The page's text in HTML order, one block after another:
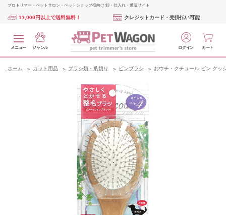
プロトリマー・ペットサロン・ペットショップ様向け 卸・仕入れ・通販サイト
11,000円以上で送料無料！ クレジットカード・売掛払い可能
メニュー ジャンル ログイン カート
ホーム カット用品 ブラシ類・爪切り ピンブラシ おウチ・クチュール ピン クッ